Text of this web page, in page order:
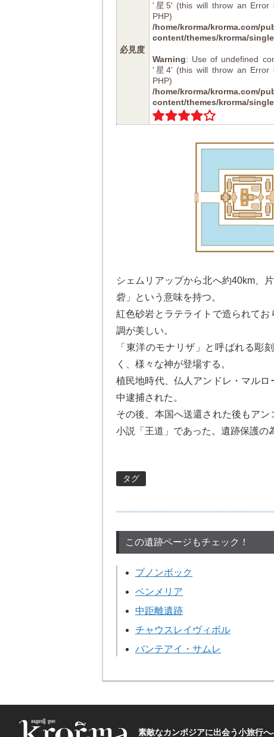
必見度
'星5' (this will throw an Error
/home/krorma/krorma.com/
content/themes/krorma/
Warning: Use of undefined
'星4' (this will throw an Error
/home/krorma/krorma.com/
content/themes/krorma/
シェムリアップから北へ約40km、
砦」という意味を持つ。
紅色砂岩とラテライトで造られて
調が美しい。
「東洋のモナリザ」と呼ばれる彫
く、様々な神が登場する。
植民地時代、仏人アンドレ・マル
中逮捕された。
その後、本国へ送還された後もア
小説「王道」であった。遺跡保護の
タグ
この遺跡ページもチェック！
プノンボック
ベンメリア
中距離遺跡
チャウスレイヴィボル
バンテアイ・サムレ
素敵なカンボジアに出会う小旅